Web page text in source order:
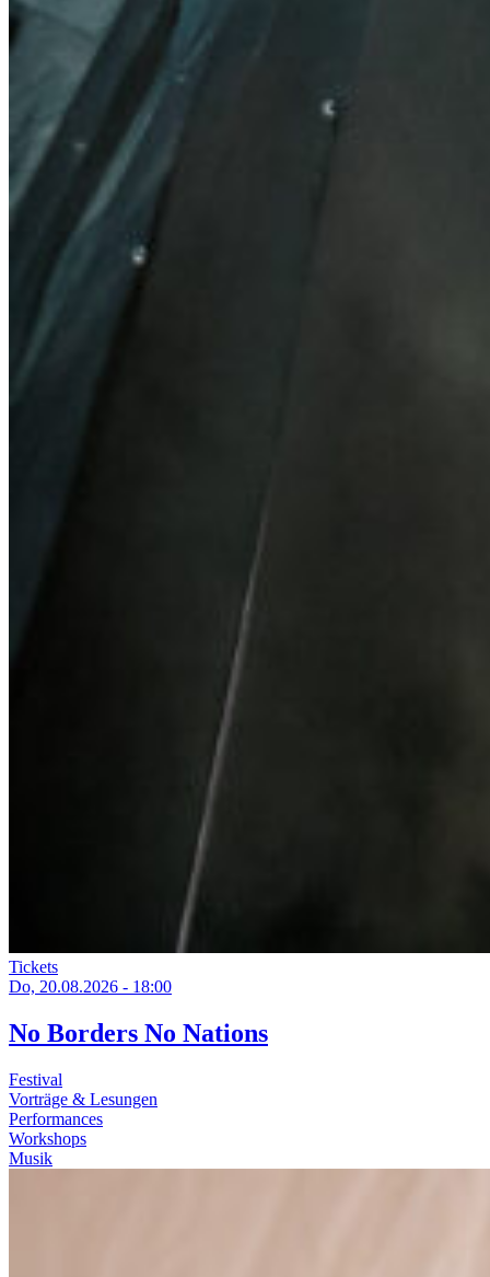
Tickets
Do, 20.08.2026 - 18:00
No Borders No Nations
Festival
Vorträge & Lesungen
Performances
Workshops
Musik